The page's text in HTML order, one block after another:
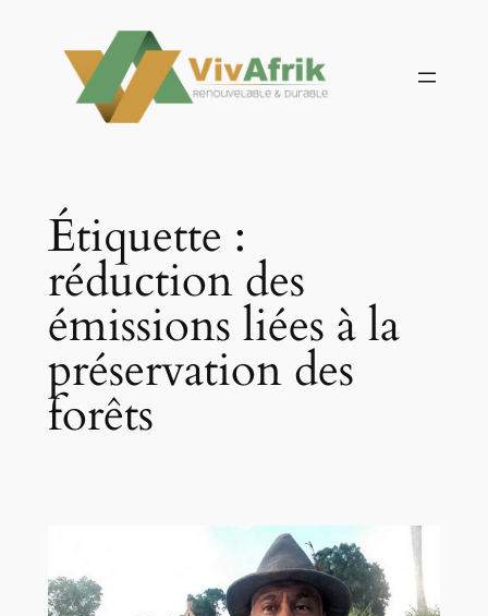
contenu
Étiquette :
réduction des
émissions liées à la
préservation des
forêts